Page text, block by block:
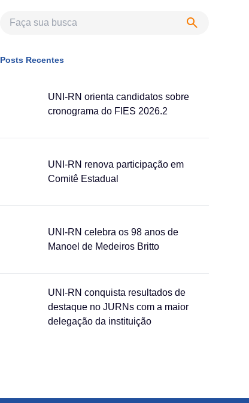
Posts Recentes
UNI-RN orienta candidatos sobre
cronograma do FIES 2026.2
UNI-RN renova participação em
Comitê Estadual
UNI-RN celebra os 98 anos de
Manoel de Medeiros Britto
UNI-RN conquista resultados de
destaque no JURNs com a maior
delegação da instituição